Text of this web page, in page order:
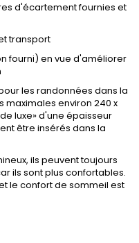
d'écartement fournies et
transport
fourni) en vue d'améliorer
les randonnées dans la
environ 240 x
luxe» d'une épaisseur
être insérés dans la
ils peuvent toujours
ils sont plus confortables.
le confort de sommeil est